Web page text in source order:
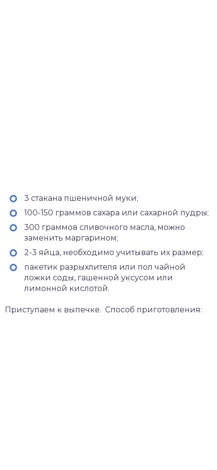
3 стакана пшеничной муки;
100-150 граммов сахара или сахарной пудры;
300 граммов сливочного масла, можно
заменить маргарином;
2-3 яйца, необходимо учитывать их размер;
пакетик разрыхлителя или пол чайной
ложки соды, гашенной уксусом или
лимонной кислотой.
Приступаем к выпечке. Способ приготовления: